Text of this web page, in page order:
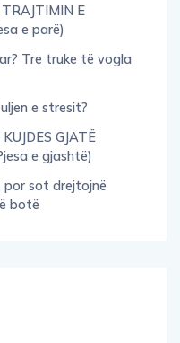
E
e parë)
Tre truke të vogla
e stresit?
GJATË
e gjashtë)
por sot drejtojnë
botë